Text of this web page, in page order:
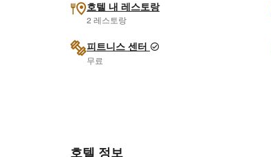
호텔 내 레스토랑
2 레스토랑
피트니스 센터
무료
호텔 정보